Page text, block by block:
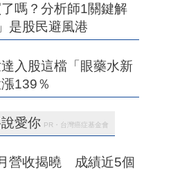
嗎？分析師1關鍵解
是股民避風港
入股這檔「眼藥水新
139％
愛你 PR・台灣癌症基金會
營收揭曉 成績近5個